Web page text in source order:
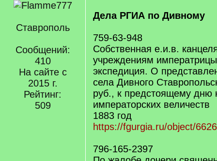
Ставрополь
Сообщений:
410
На сайте с
2015 г.
Рейтинг:
509
Дела РГИА по Дивному
759-63-948
Собственная е.и.в.
учреждениям
экспедиция. О
села Дивного
руб., к предстоящему дню
императорских величеств
1883 год
https://fgurgia.ru/object/
796-165-2397